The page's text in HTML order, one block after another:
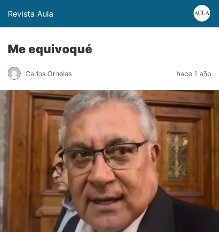
Revista Aula
Me equivoqué
Carlos Ornelas hace 1 año